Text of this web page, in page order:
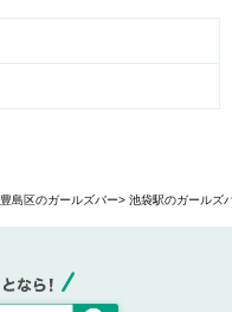
豊島区のガールズバー 池袋駅のガールズ